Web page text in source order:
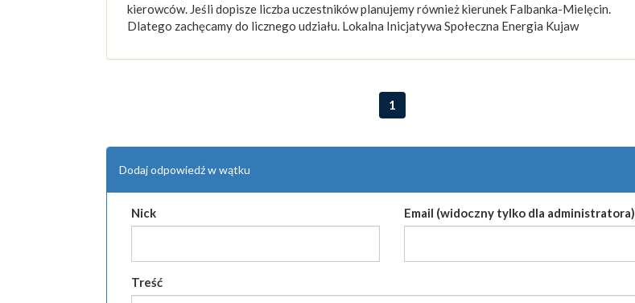
kierowców. Jeśli dopisze liczba uczestników planujemy również kierunek Falbanka-Mielęcin.
Dlatego zachęcamy do licznego udziału. Lokalna Inicjatywa Społeczna Energia Kujaw
1
Dodaj odpowiedź w wątku
Nick Email (widoczny tylko dla administratora)
Treść